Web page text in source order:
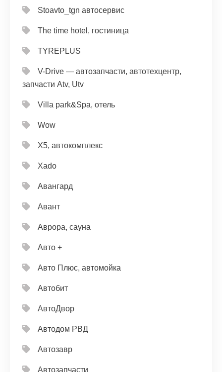
Stoavto_tgn автосервис
The time hotel, гостиница
TYREPLUS
V-Drive — автозапчасти, автотехцентр,
запчасти Atv, Utv
Villa park&Spa, отель
Wow
X5, автокомплекс
Xado
Авангард
Авант
Аврора, сауна
Авто +
Авто Плюс, автомойка
Автобит
АвтоДвор
Автодом РВД
Автозавр
Автозапчасти